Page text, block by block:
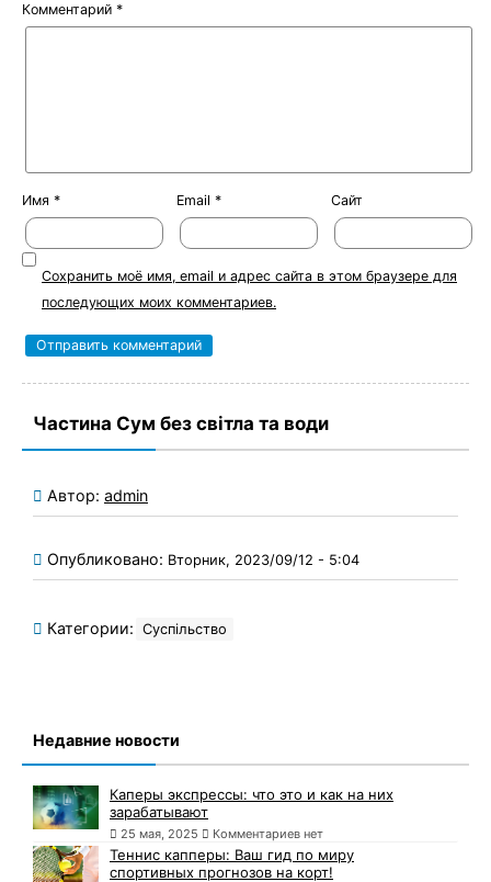
Комментарий *
Имя * Email * Сайт
Сохранить моё имя, email и адрес сайта в этом браузере для
последующих моих комментариев.
Частина Сум без світла та води
Автор: admin
Опубликовано: Вторник, 2023/09/12 - 5:04
Категории: Суспільство
Недавние новости
Каперы экспрессы: что это и как на них
зарабатывают
25 мая, 2025 Комментариев нет
Теннис капперы: Ваш гид по миру
спортивных прогнозов на корт!